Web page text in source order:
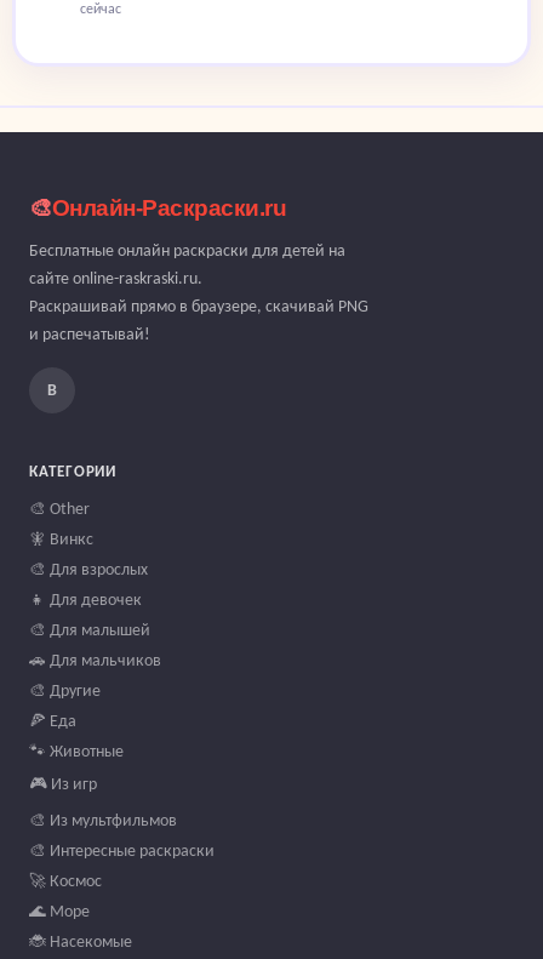
сейчас
🎨Онлайн-Раскраски.ru
Бесплатные онлайн раскраски для детей на
сайте online-raskraski.ru.
Раскрашивай прямо в браузере, скачивай PNG
и распечатывай!
В
КАТЕГОРИИ
🎨 Other
🧚 Винкс
🎨 Для взрослых
👧 Для девочек
🎨 Для малышей
🚗 Для мальчиков
🎨 Другие
🍕 Еда
🐾 Животные
🎮 Из игр
🎨 Из мультфильмов
🎨 Интересные раскраски
🚀 Космос
🌊 Море
🐞 Насекомые